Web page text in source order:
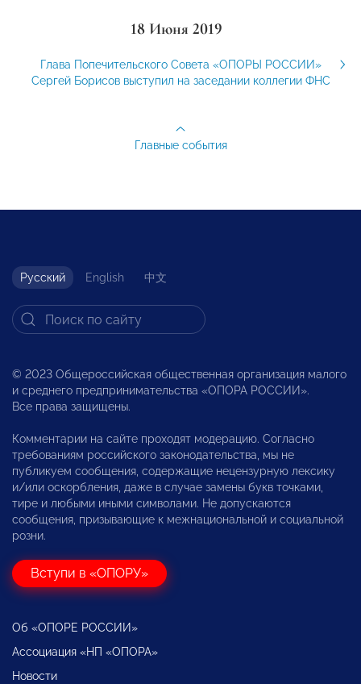
18 Июня 2019
Глава Попечительского Совета «ОПОРЫ РОССИИ»
Сергей Борисов выступил на заседании коллегии ФНС
Главные события
Русский English 中文
© 2023 Общероссийская общественная организация малого
и среднего предпринимательства «ОПОРА РОССИИ».
Все права защищены.
Комментарии на сайте проходят модерацию. Согласно
требованиям российского законодательства, мы не
публикуем сообщения, содержащие нецензурную лексику
и/или оскорбления, даже в случае замены букв точками,
тире и любыми иными символами. Не допускаются
сообщения, призывающие к межнациональной и социальной
розни.
Вступи в «ОПОРУ»
Об «ОПОРЕ РОССИИ»
Ассоциация «НП «ОПОРА»
Новости